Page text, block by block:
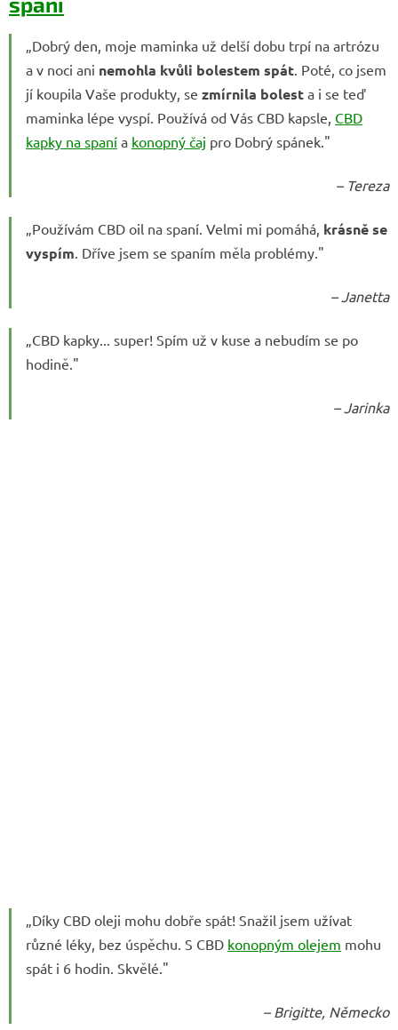
„Dobrý den, moje maminka už delší dobu trpí na artrózu
a v noci ani nemohla kvůli bolestem spát . Poté, co jsem
jí koupila Vaše produkty, se zmírnila bolest a i se teď
maminka lépe vyspí. Používá od Vás CBD kapsle, CBD
kapky na spaní a konopný čaj pro Dobrý spánek."
– Tereza
„Používám CBD oil na spaní. Velmi mi pomáhá, krásně se
vyspím . Dříve jsem se spaním měla problémy."
– Janetta
„CBD kapky... super! Spím už v kuse a nebudím se po
hodině."
– Jarinka
„Díky CBD oleji mohu dobře spát! Snažil jsem užívat
různé léky, bez úspěchu. S CBD konopným olejem mohu
spát i 6 hodin. Skvělé."
– Brigitte, Německo